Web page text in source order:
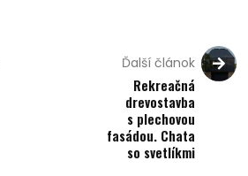
Ďalší článok
Rekreačná
drevostavba
s plechovou
fasádou. Chata
so svetlíkmi